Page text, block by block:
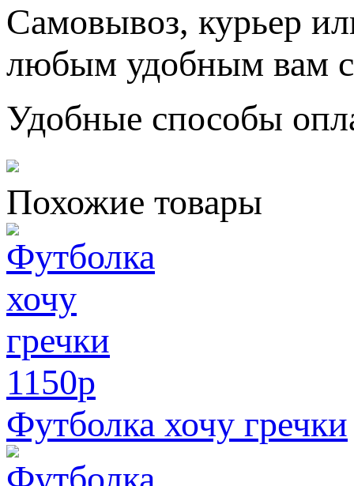
Самовывоз, курьер
любым удобным вам
Удобные способы
Похожие товары
1150p
Футболка хочу гречки